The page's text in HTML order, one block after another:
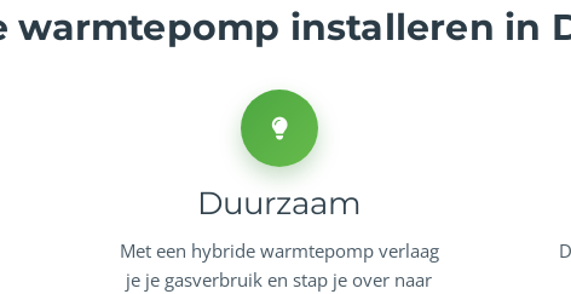
warmtepomp installeren in
Duurzaam
Met een hybride warmtepomp verlaag
je je gasverbruik en stap je over naar